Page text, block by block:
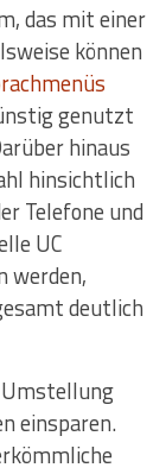
das mit einer
können
genutzt
hinaus
hinsichtlich
Telefone und
UC
werden,
deutlich
Umstellung
einsparen.